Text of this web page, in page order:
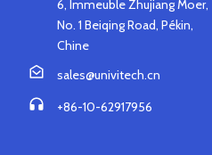
6, Immeuble Zhujiang Moer,
No. 1 Beiqing Road, Pékin,
Chine
sales@univitech.cn
+86-10-62917956